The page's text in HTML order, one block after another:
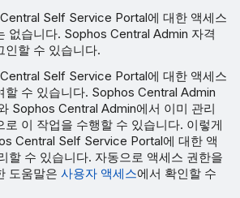
Self Service Portal에 대한 액세스
없습니다. Sophos Central Admin 자격
인할 수 있습니다.
Self Service Portal에 대한 액세스
할 수 있습니다. Sophos Central Admin
Sophos Central Admin에서 이미 관리
이 작업을 수행할 수 있습니다. 이렇게
Central Self Service Portal에 대한 액
할 수 있습니다. 자동으로 액세스 권한을
도움말은 사용자 액세스에서 확인할 수